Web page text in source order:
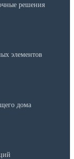
решения
элементов
дома